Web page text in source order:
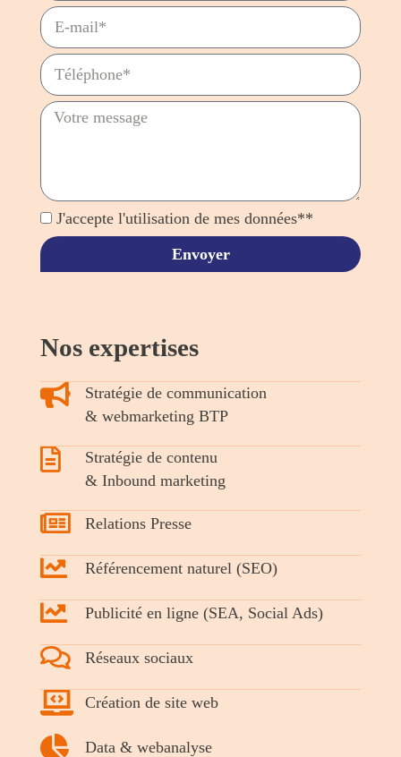
J'accepte l'utilisation de mes données**
Envoyer
Nos expertises
Stratégie de communication
& webmarketing BTP
Stratégie de contenu
& Inbound marketing
Relations Presse
Référencement naturel (SEO)
Publicité en ligne (SEA, Social Ads)
Réseaux sociaux
Création de site web
Data & webanalyse